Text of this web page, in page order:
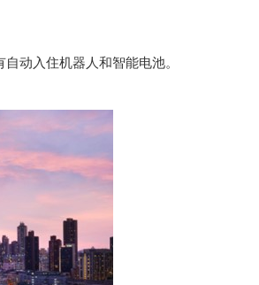
动入住机器人和智能电池。